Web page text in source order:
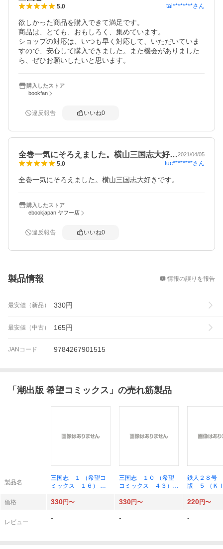
5.0 tai********さん
欲しかった商品を購入できて満足です。
商品は、とても、おもしろく、集めています。
ショップの対応は、いつも早く対応して、いただいていま
すので、安心して購入できました。また機会がありました
ら、ぜひお願いしたいと思います。
購入したストア
bookfan
違反報告 いいね0
全巻一気にそろえました。横山三国志大好…2021/04/05
5.0 luc********さん
全巻一気にそろえました。横山三国志大好きです。
購入したストア
ebookjapan ヤフー店
違反報告 いいね0
製品情報 情報の誤りを報告
最安値（新品） 330円
最安値（中古） 165円
JANコード 9784267901515
「 潮出版 希望コミックス 」の売れ筋製品
製品名
三国志 １ （希望コ
ミックス １６） 横
三国志 １０ （希望
コミックス ４３）
鉄人２８号
版 ５ （Ｋ
ル） 横山
修
価格 330円〜 330円〜 220円〜
レビュー
- - -